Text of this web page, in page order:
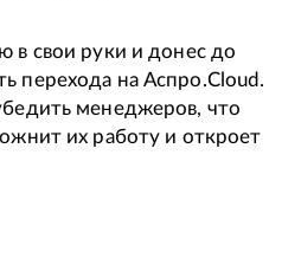
в свои руки и донес до
перехода на Аспро.Cloud.
менеджеров, что
их работу и откроет